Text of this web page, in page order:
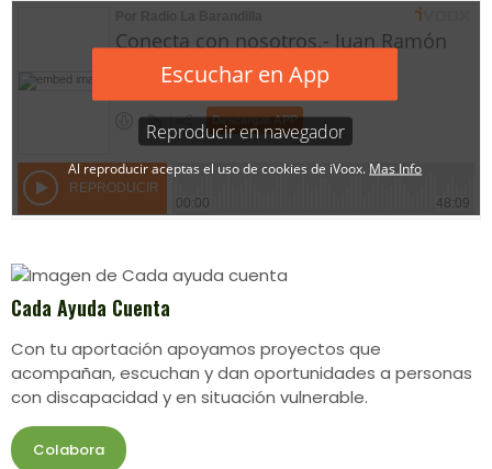
Cada Ayuda Cuenta
Con tu aportación apoyamos proyectos que
acompañan, escuchan y dan oportunidades a personas
con discapacidad y en situación vulnerable.
Colabora